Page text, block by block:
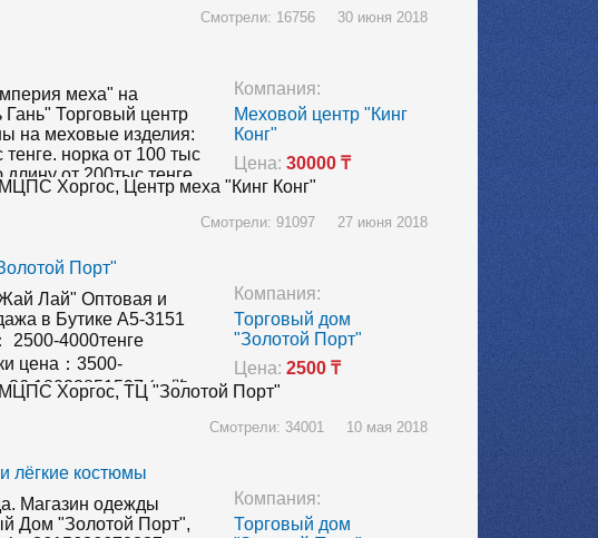
Смотрели: 16756 30 июня 2018
меха" на
Гань" Торговый центр
на меховые изделия:
тенге. норка от 100 тыс
длину от 200тыс тенге
Abc18600800616 +86
Компания:
Меховой центр "Кинг
Конг"
Цена: 30000 ₸
МЦПС Хоргос, Центр меха "Кинг Конг"
Смотрели: 91097 27 июня 2018
Порт"
Лай" Оптовая и
в Бутике А5-3151
2500-4000тенге
цена：3500-
18022851597 (一路
Компания:
Торговый дом
"Золотой Порт"
Цена: 2500 ₸
МЦПС Хоргос, ТЦ "Золотой Порт"
Смотрели: 34001 10 мая 2018
лёгкие костюмы
Магазин одежды
Дом "Золотой Порт",
Компания:
Торговый дом